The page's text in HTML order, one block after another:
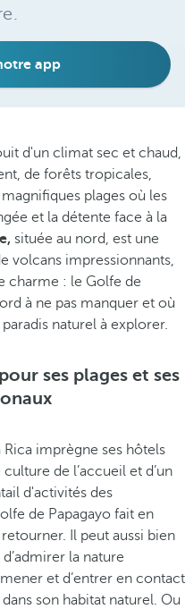
app
d'un climat sec et chaud,
de forêts tropicales,
plages où les
et la détente face à la
située au nord, est une
volcans impressionnants,
charme : le Golfe de
à ne pas manquer et où
naturel à explorer.
ses plages et ses
imprègne ses hôtels
de l’accueil et d’un
d'activités des
de Papagayo fait en
Il peut aussi bien
la nature
et d’entrer en contact
son habitat naturel. Ou